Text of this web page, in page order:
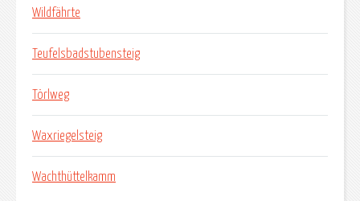
Wildfährte
Teufelsbadstubensteig
Törlweg
Waxriegelsteig
Wachthüttelkamm